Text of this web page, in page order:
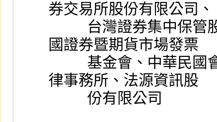
券交易所股份有限公司、
國證券暨期貨市場發票
律事務所、法源資訊股
          份有限公司